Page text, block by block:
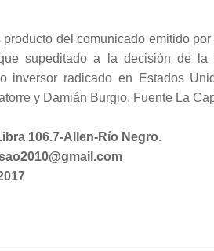
del comunicado emitido
supeditado a la decisión de
inversor radicado en Estados
y Damián Burgio. Fuente La
106.7-Allen-Río Negro.